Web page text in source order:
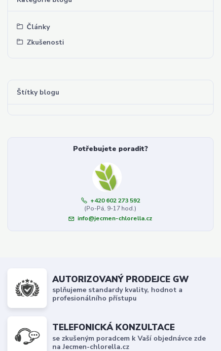
Články
Zkušenosti
Štítky blogu
Potřebujete poradit?
+420 602 273 592
(Po-Pá, 9-17 hod.)
info@jecmen-chlorella.cz
AUTORIZOVANÝ PRODEJCE GW
splňujeme standardy kvality, hodnot a
profesionálního přístupu
TELEFONICKÁ KONZULTACE
se zkušeným poradcem k Vaší objednávce zde
na Jecmen-chlorella.cz